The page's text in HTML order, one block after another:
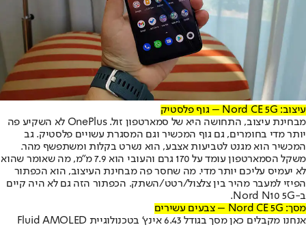
עיצוב: Nord CE 5G – גוף פלסטיק
מבחינת עיצוב, התחושה היא של סמארטפון זול. OnePlus לא השקיע פה
יותר מדי בחומרים, גם גוף המכשיר וגם המסגרת עשויים פלסטיק. גב
המכשיר הוא מגנט לטביעות אצבע, הוא נשרט בקלות ומשתפשף מהר.
משקל הסמארטפון עומד על 170 גרם והעובי הוא 7.9 מ"מ, מה שאומר שהוא
לא יעמיס עליכם יותר מדי. מה שחסר פה מבחינת העיצוב, הוא הכפתור
הפיזי למעבר מהיר בין צלצול/רטט/השתק. הכפתור הזה גם לא היה קיים
ב-Nord N10 5G.
מסך: Nord CE 5G – צבעים עשירים
אנחנו מקבלים כאן מסך בגודל 6.43 אינץ' בטכנולוגיית Fluid AMOLED